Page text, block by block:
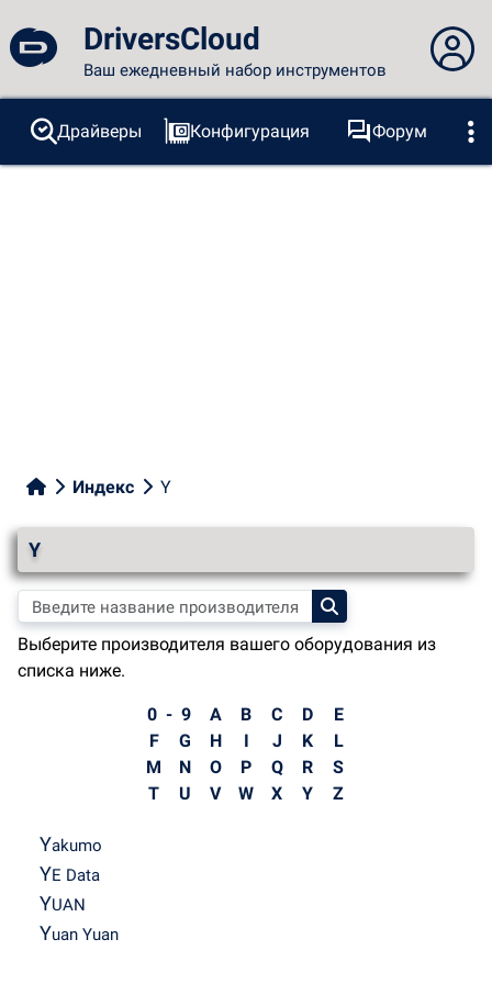
DriversCloud
Ваш ежедневный набор инструментов
Вы не вошли в систему...
Вход на сайт
Драйверы Конфигурация
Форум
Зонды
BSOD Инструменты
Индекс Y
Y
Выберите производителя вашего оборудования из
списка ниже.
0 - 9 A B C D
E
F
G H I J K
L
M
N O P Q R
S
T
U V W X Y Z
Yakumo
YE Data
YUAN
Yuan Yuan